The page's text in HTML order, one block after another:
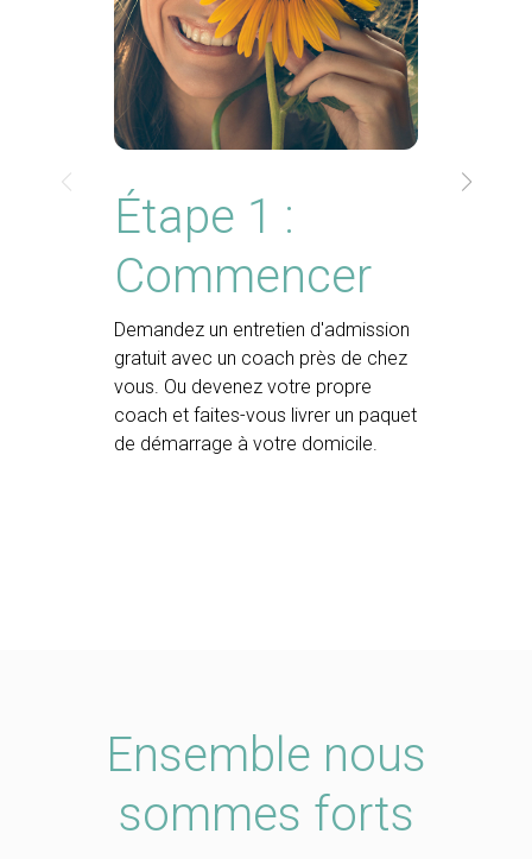
Étape 1 :
Commencer
Demandez un entretien d'admission
gratuit avec un coach près de chez
vous. Ou devenez votre propre
coach et faites-vous livrer un paquet
de démarrage à votre domicile.
Ensemble nous
sommes forts